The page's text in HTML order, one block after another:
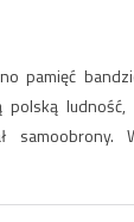
pamięć
polską
samoobrony.